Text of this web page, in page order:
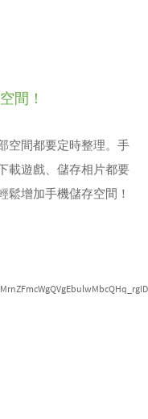
間！
空間都要定時整理。手
載遊戲、儲存相片都要
鬆增加手機儲存空間！